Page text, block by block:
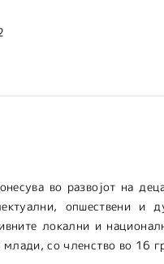
во развојот на
опшествени и
локални и
со членство во 16